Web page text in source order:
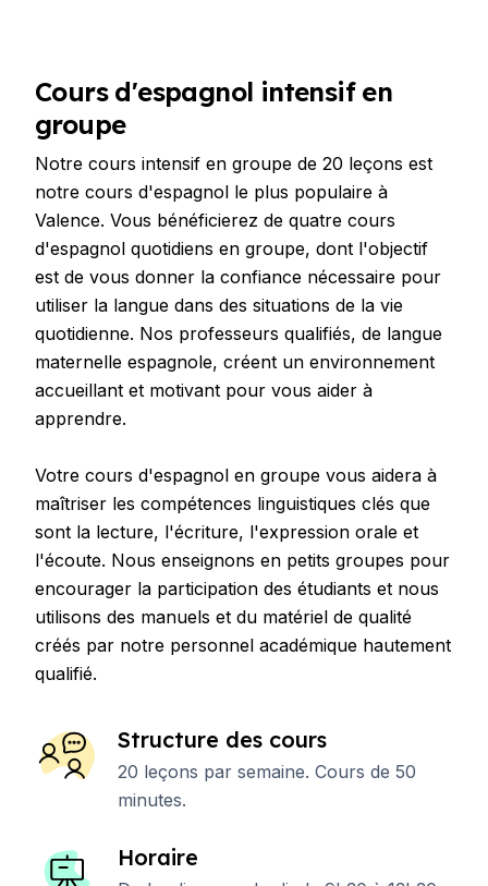
Cours d'espagnol intensif en
groupe
Notre cours intensif en groupe de 20 leçons est
notre cours d'espagnol le plus populaire à
Valence. Vous bénéficierez de quatre cours
d'espagnol quotidiens en groupe, dont l'objectif
est de vous donner la confiance nécessaire pour
utiliser la langue dans des situations de la vie
quotidienne. Nos professeurs qualifiés, de langue
maternelle espagnole, créent un environnement
accueillant et motivant pour vous aider à
apprendre.
Votre cours d'espagnol en groupe vous aidera à
maîtriser les compétences linguistiques clés que
sont la lecture, l'écriture, l'expression orale et
l'écoute. Nous enseignons en petits groupes pour
encourager la participation des étudiants et nous
utilisons des manuels et du matériel de qualité
créés par notre personnel académique hautement
qualifié.
Structure des cours
20 leçons par semaine. Cours de 50
minutes.
Horaire